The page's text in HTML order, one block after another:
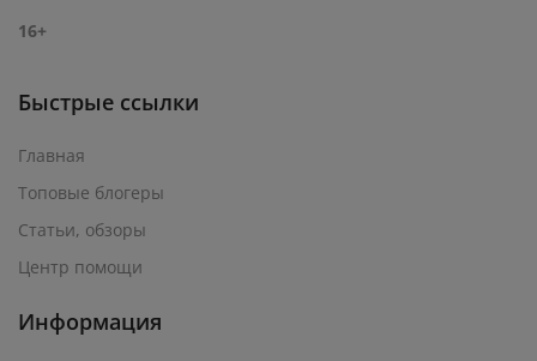
16+
Быстрые ссылки
Главная
Топовые блогеры
Статьи, обзоры
Центр помощи
Информация